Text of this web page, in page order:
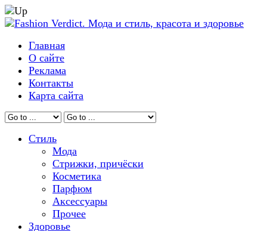
Главная
О сайте
Реклама
Контакты
Карта сайта
Стиль
Мода
Стрижки, причёски
Косметика
Парфюм
Аксессуары
Прочее
Здоровье